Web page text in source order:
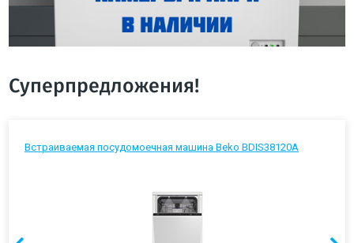
Суперпредложения!
Встраиваемая посудомоечная машина Beko BDIS38120A